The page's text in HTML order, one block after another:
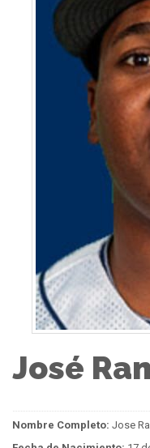
José
Nombre Completo: Jose